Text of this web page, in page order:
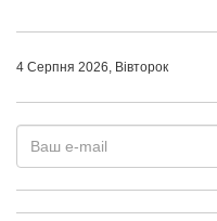
4 Серпня 2026, Вівторок